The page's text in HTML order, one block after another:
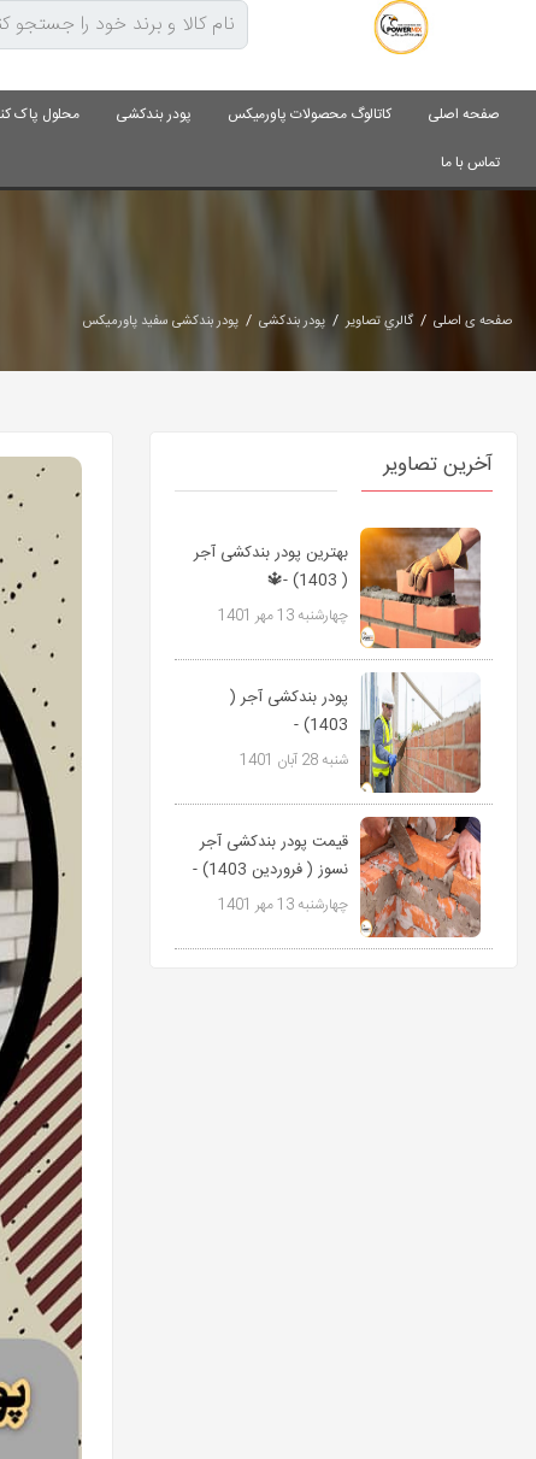
صفحه اصلی کاتالوگ محصولات پاورمیکس پودر بندکشی محلول پاک
تماس با ما
صفحه ی اصلی /گالري تصاوير/ پودر بندکشی / پودر بندکشی سفید پاورمیکس
آخرین تصاویر
بهترین پودر بندکشی آجر
( 1403) -🔱
09127511808
چهارشنبه 13 مهر 1401
پودر بندکشی آجر (
1403) -
09127511808
شنبه 28 آبان 1401
قیمت پودر بندکشی آجر
نسوز ( فروردین 1403) -
09127511808...
چهارشنبه 13 مهر 1401